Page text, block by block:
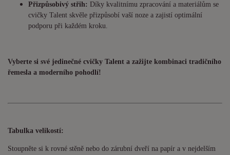
Přizpůsobivý střih: Díky kvalitnímu zpracování a materiálům se
cvičky Talent skvěle přizpůsobí vaší noze a zajistí optimální
podporu při každém kroku.
Vyberte si své jedinečné cvičky Talent a zažijte kombinaci tradičního
řemesla a moderního pohodlí!
Tabulka velikostí:
Stoupněte si k rovné stěně nebo do zárubní dveří na papír a v nejdelším